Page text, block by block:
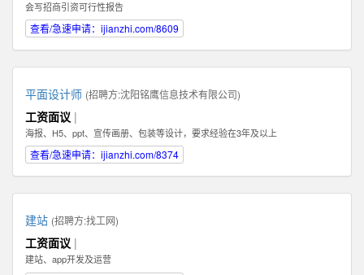
会写招商引资可行性报告
查看/急速申请：ijianzhi.com/8609
平面设计师 (招聘方:沈阳铭鹰信息技术有限公司)
工资面议 |
海报、H5、ppt、宣传画册、包装等设计，要求经验在3年及以上
查看/急速申请：ijianzhi.com/8374
建站 (招聘方:找工网)
工资面议 |
建站、app开发及运营